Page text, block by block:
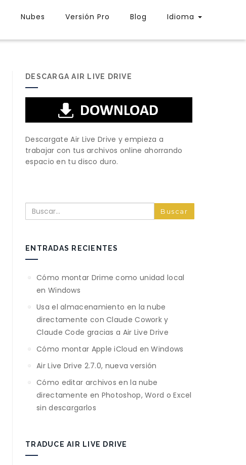
Nubes Versión Pro Blog Idioma
DESCARGA AIR LIVE DRIVE
Descargate Air Live Drive y empieza a
trabajar con tus archivos online ahorrando
espacio en tu disco duro.
Buscar
ENTRADAS RECIENTES
Cómo montar Drime como unidad local
en Windows
Usa el almacenamiento en la nube
directamente con Claude Cowork y
Claude Code gracias a Air Live Drive
Cómo montar Apple iCloud en Windows
Air Live Drive 2.7.0, nueva versión
Cómo editar archivos en la nube
directamente en Photoshop, Word o Excel
sin descargarlos
TRADUCE AIR LIVE DRIVE